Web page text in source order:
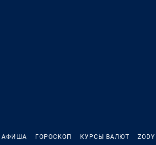
АФИША ГОРОСКОП КУРСЫ ВАЛЮТ ZODY